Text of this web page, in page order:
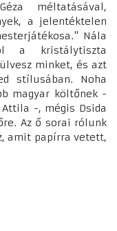
méltatásával,
a jelentéktelen
Nála
a kristálytiszta
minket, és azt
stílusában. Noha
magyar költőnek -
-, mégis Dsida
Az ő sorai rólunk
amit papírra vetett,